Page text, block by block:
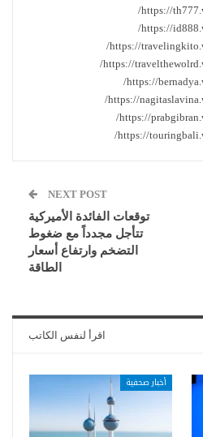
https://
https://
https://
https://
https://
https://
https://
https://
NEXT POST
توقعات الفائدة الأميركية
تتأجل مجدداً مع ضغوط
التضخم وارتفاع أسعار
الطاقة
اقرأ لنفس الكاتب
أخبار صحفية